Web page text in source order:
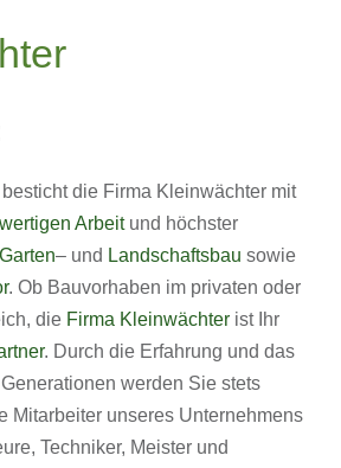
die Firma Kleinwächter mit
Arbeitund höchster
Garten– und Landschaftsbau sowie
. Ob Bauvorhaben im privaten oder
die Firma Kleinwächter ist Ihr
. Durch die Erfahrung und das
werden Sie stets
Mitarbeiter unseres Unternehmens
Techniker, Meister und